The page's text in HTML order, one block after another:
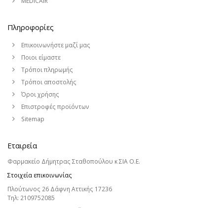
Πληροφορίες
Επικοινωνήστε μαζί μας
Ποιοι είμαστε
Τρόποι πληρωμής
Τρόποι αποστολής
Όροι χρήσης
Επιστροφές προϊόντων
Sitemap
Εταιρεία
Φαρμακείο Δήμητρας Σταθοπούλου κ ΣΙΑ Ο.Ε.
Στοιχεία επικοινωνίας
Πλούτωνος 26 Δάφνη Αττικής 17236
Τηλ: 2109752085